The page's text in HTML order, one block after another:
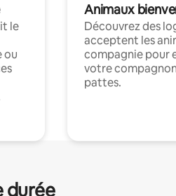
le
ou
Animaux
Découvrez des
acceptent les
compagnie pour
votre
pattes.
durée